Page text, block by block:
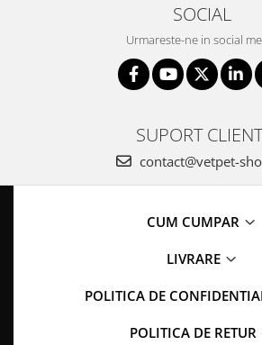
SOCIAL
Urmareste-ne in social
SUPORT
contact@vetpet-
CUM CUMPAR
LIVRARE
POLITICA DE
POLITICA DE RETUR